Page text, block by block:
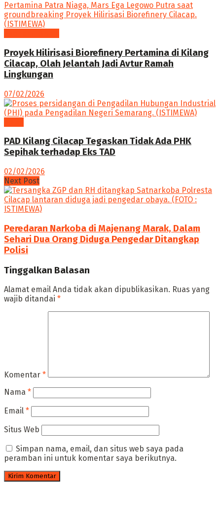
Proyek Hilirisasi Biorefinery Pertamina di Kilang
Cilacap, Olah Jelantah Jadi Avtur Ramah
Lingkungan
07/02/2026
PAD Kilang Cilacap Tegaskan Tidak Ada PHK
Sepihak terhadap Eks TAD
02/02/2026
Next Post
Peredaran Narkoba di Majenang Marak, Dalam
Sehari Dua Orang Diduga Pengedar Ditangkap
Polisi
Tinggalkan Balasan
Alamat email Anda tidak akan dipublikasikan. Ruas yang
wajib ditandai *
Komentar *
Nama *
Email *
Situs Web
Simpan nama, email, dan situs web saya pada
peramban ini untuk komentar saya berikutnya.